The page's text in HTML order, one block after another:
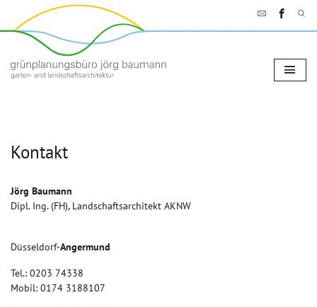
Kontakt
Jörg Baumann
Dipl. Ing. (FH), Landschaftsarchitekt AKNW
Düsseldorf-Angermund
Tel.: 0203 74338
Mobil: 0174 3188107